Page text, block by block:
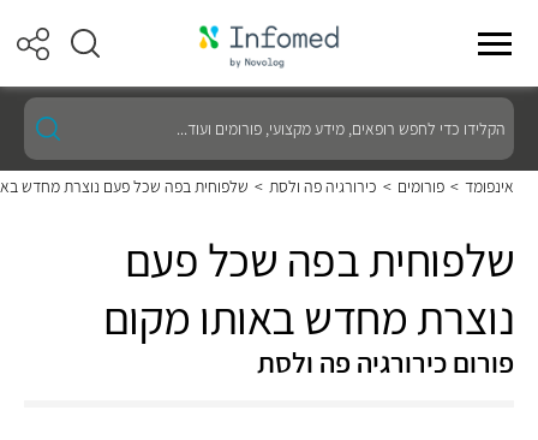
הקלידו
כדי
לחפש
רופאים,
מידע
פורומים
ועוד...
אינפומד > פורומים > כירורגיה פה ולסת > שלפוחית בפה שכל פעם נוצרת מחדש
שלפוחית בפה שכל פעם
נוצרת מחדש באותו מקום
פורום כירורגיה פה ולסת